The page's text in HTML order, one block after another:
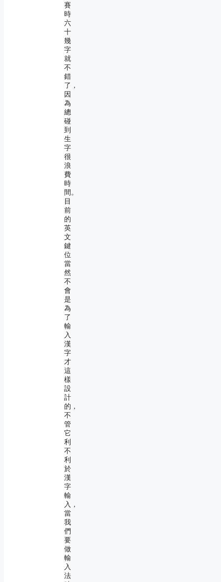
賽
時
六
十
幾
字
就
不
錯
了，
因
為
總
碰
到
生
字
很
浪
費
時
間。
目
前
的
英
文
鍵
位
當
然
不
會
是
為
了
輸
入
漢
字
才
這
樣
設
計
的，
不
管
它
利
不
利
於
漢
字
輸
入，
當
我
們
要
做
輸
入
法